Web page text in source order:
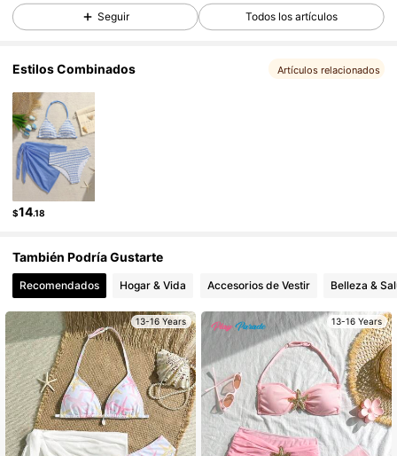
4.86 17K Seguidores
17K Seguidores
4.86
Seguir Todos los artículos
Estilos Combinados Artículos relacionados
$14.18
También Podría Gustarte
Recomendados Hogar & Vida Accesorios de Vestir Belleza &
13-16 Years 13-16 Years